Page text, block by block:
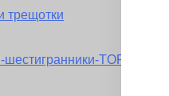
трещотки
шестигранники-TORX-